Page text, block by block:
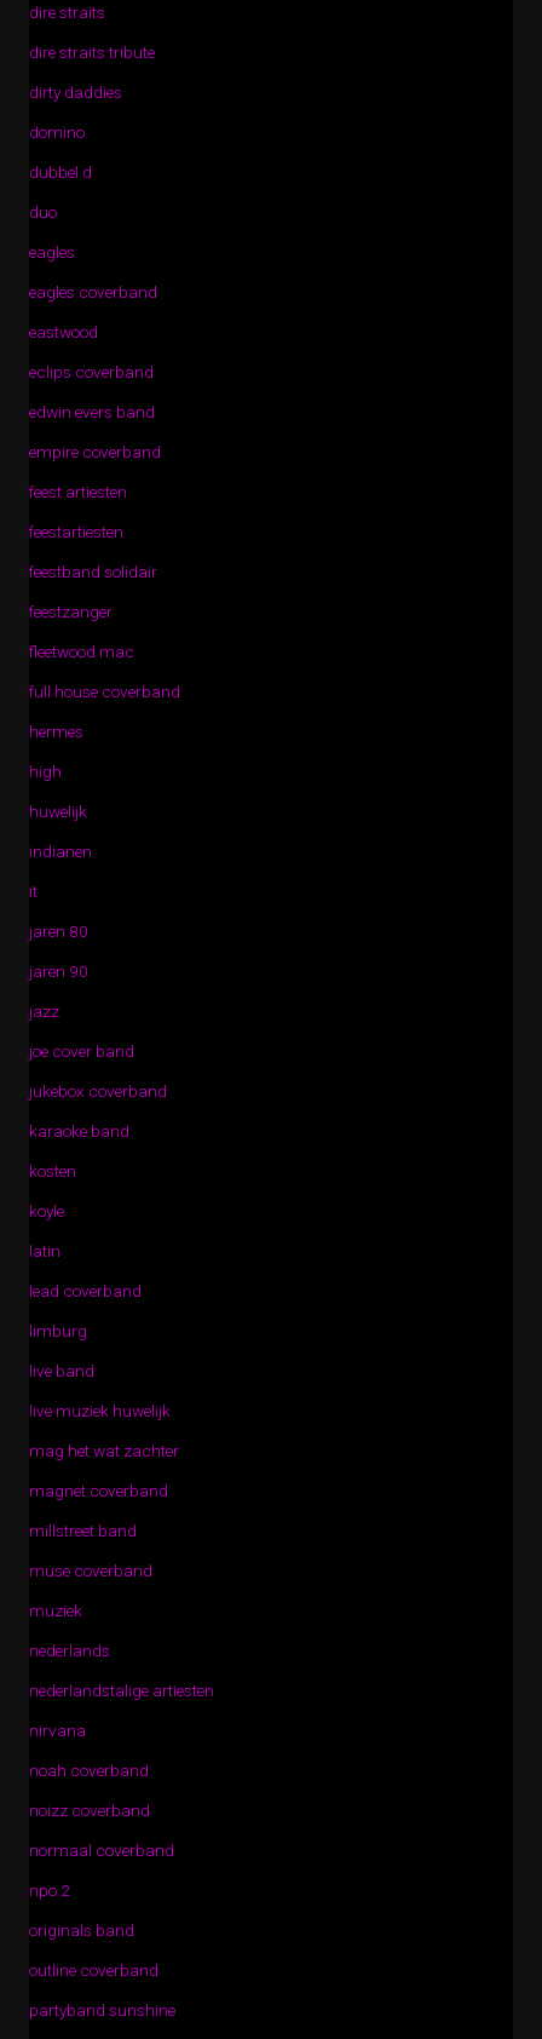
dire straits
dire straits tribute
dirty daddies
domino
dubbel d
duo
eagles
eagles coverband
eastwood
eclips coverband
edwin evers band
empire coverband
feest artiesten
feestartiesten
feestband solidair
feestzanger
fleetwood mac
full house coverband
hermes
high
huwelijk
indianen
it
jaren 80
jaren 90
jazz
joe cover band
jukebox coverband
karaoke band
kosten
koyle
latin
lead coverband
limburg
live band
live muziek huwelijk
mag het wat zachter
magnet coverband
millstreet band
muse coverband
muziek
nederlands
nederlandstalige artiesten
nirvana
noah coverband
noizz coverband
normaal coverband
npo 2
originals band
outline coverband
partyband sunshine